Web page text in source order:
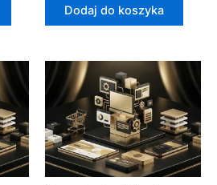
Dodaj do koszyka